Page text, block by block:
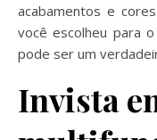
acabamentos e
você escolheu para
pode ser um
Invista